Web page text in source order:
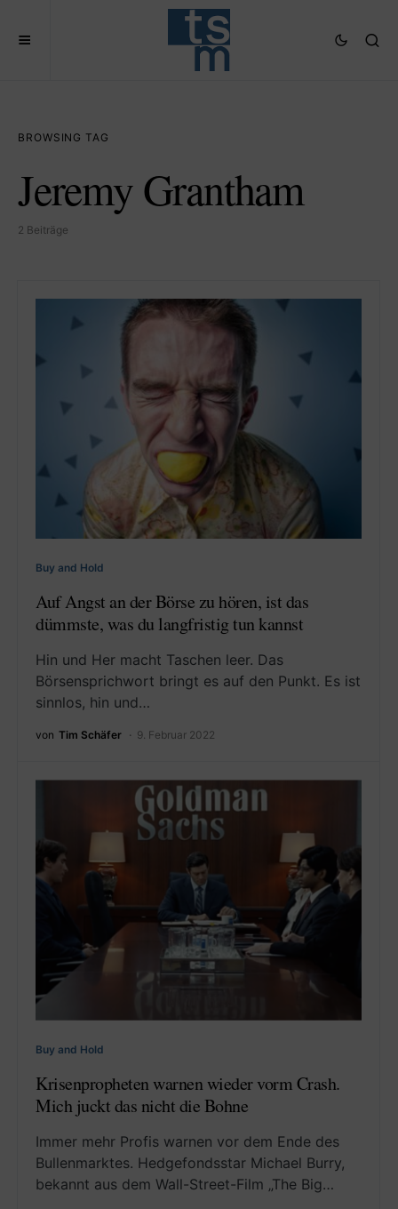
BROWSING TAG
Jeremy Grantham
2 Beiträge
Buy and Hold
Auf Angst an der Börse zu hören, ist das
dümmste, was du langfristig tun kannst
Hin und Her macht Taschen leer. Das
Börsensprichwort bringt es auf den Punkt. Es ist
sinnlos, hin und…
von Tim Schäfer 9. Februar 2022
Buy and Hold
Krisenpropheten warnen wieder vorm Crash.
Mich juckt das nicht die Bohne
Immer mehr Profis warnen vor dem Ende des
Bullenmarktes. Hedgefondsstar Michael Burry,
bekannt aus dem Wall-Street-Film „The Big…